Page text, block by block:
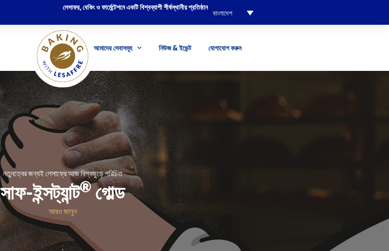
লেসাফর, বেকিং ও ফার্মেন্টেশনে একটি বিশ্বব্যাপী শীর্ষস্থানীয় প্রতিষ্ঠান
বাংলাদেশ
আমাদের সেবাসমূহ নিউজ & ইভেন্ট যোগাযোগ করুন
নতুনত্বের জন্যই লেসাফ্রে আজ বিশ্বজুড়ে পরিচিত
সাফ-ইন্সট্যান্ট® গোল্ড
আরও জানুন